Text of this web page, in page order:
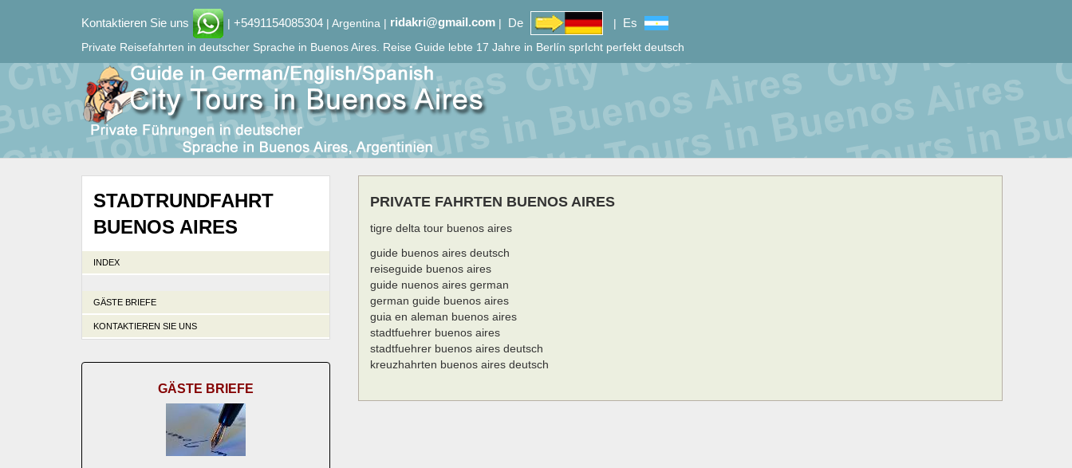
Kontaktieren Sie uns | +5491154085304 | Argentina | ridakri@gmail.com | De | Es
Private Reisefahrten in deutscher Sprache in Buenos Aires. Reise Guide lebte 17 Jahre in Berlín sprIcht perfekt deutsch
PRIVATE FAHRTEN BUENOS AIRES
tigre delta tour buenos aires
guide buenos aires deutsch
reiseguide buenos aires
guide nuenos aires german
german guide buenos aires
guia en aleman buenos aires
stadtfuehrer buenos aires
stadtfuehrer buenos aires deutsch
kreuzhahrten buenos aires deutsch
STADTRUNDFAHRT
BUENOS AIRES
INDEX
GÄSTE BRIEFE
KONTAKTIEREN SIE UNS
GÄSTE BRIEFE